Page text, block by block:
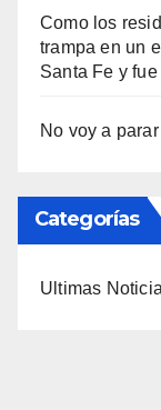
Como los
trampa en un
Santa Fe y
No voy a
Categorías
Ultimas